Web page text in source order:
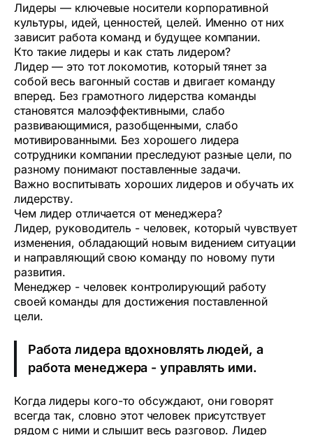
Лидеры — ключевые носители корпоративной
культуры, идей, ценностей, целей. Именно от них
зависит работа команд и будущее компании.
Кто такие лидеры и как стать лидером?
Лидер — это тот локомотив, который тянет за
собой весь вагонный состав и двигает команду
вперед. Без грамотного лидерства команды
становятся малоэффективными, слабо
развивающимися, разобщенными, слабо
мотивированными. Без хорошего лидера
сотрудники компании преследуют разные цели, по
разному понимают поставленные задачи.
Важно воспитывать хороших лидеров и обучать их
лидерству.
Чем лидер отличается от менеджера?
Лидер, руководитель - человек, который чувствует
изменения, обладающий новым видением ситуации
и направляющий свою команду по новому пути
развития.
Менеджер - человек контролирующий работу
своей команды для достижения поставленной
цели.
Работа лидера вдохновлять людей, а
работа менеджера - управлять ими.
Когда лидеры кого-то обсуждают, они говорят
всегда так, словно этот человек присутствует
рядом с ними и слышит весь разговор. Лидер